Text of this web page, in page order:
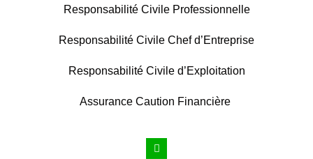
Responsabilité Civile Professionnelle
Responsabilité Civile Chef d’Entreprise
Responsabilité Civile d’Exploitation
Assurance Caution Financière